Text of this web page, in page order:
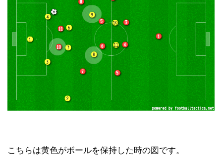
こちらは黄色がボールを保持した時の図です。